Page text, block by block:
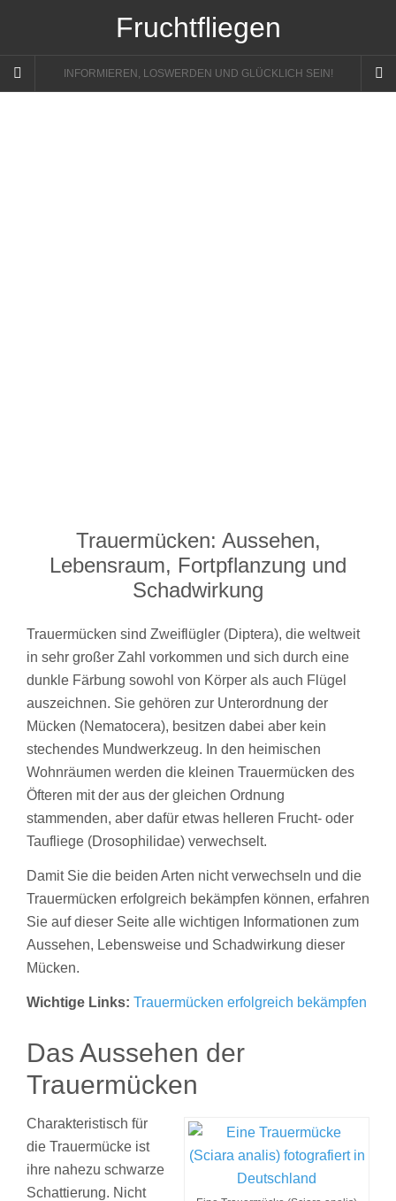
Fruchtfliegen
INFORMIEREN, LOSWERDEN UND GLÜCKLICH SEIN!
Trauermücken: Aussehen,
Lebensraum, Fortpflanzung und
Schadwirkung
Trauermücken sind Zweiflügler (Diptera), die weltweit
in sehr großer Zahl vorkommen und sich durch eine
dunkle Färbung sowohl von Körper als auch Flügel
auszeichnen. Sie gehören zur Unterordnung der
Mücken (Nematocera), besitzen dabei aber kein
stechendes Mundwerkzeug. In den heimischen
Wohnräumen werden die kleinen Trauermücken des
Öfteren mit der aus der gleichen Ordnung
stammenden, aber dafür etwas helleren Frucht- oder
Taufliege (Drosophilidae) verwechselt.
Damit Sie die beiden Arten nicht verwechseln und die
Trauermücken erfolgreich bekämpfen können, erfahren
Sie auf dieser Seite alle wichtigen Informationen zum
Aussehen, Lebensweise und Schadwirkung dieser
Mücken.
Wichtige Links: Trauermücken erfolgreich bekämpfen
Das Aussehen der
Trauermücken
Charakteristisch für
die Trauermücke ist
ihre nahezu schwarze
Schattierung. Nicht